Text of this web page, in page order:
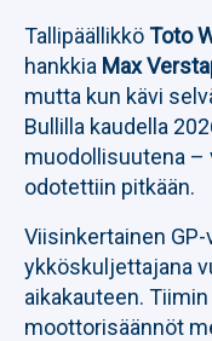
TallipäällikköToto
hankkia Max
mutta kun kävi
Bullilla kaudella
muodollisuutena –
odotettiin pitkään.
Viisinkertainen
ykköskuljettajana
aikakauteen.
moottorisäännöt